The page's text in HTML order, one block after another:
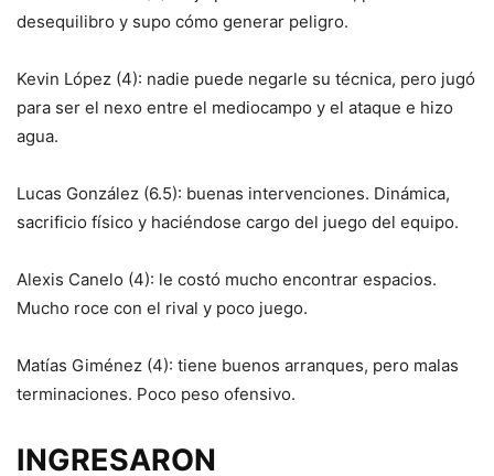
desequilibro y supo cómo generar peligro.
Kevin López (4): nadie puede negarle su técnica, pero jugó
para ser el nexo entre el mediocampo y el ataque e hizo
agua.
Lucas González (6.5): buenas intervenciones. Dinámica,
sacrificio físico y haciéndose cargo del juego del equipo.
Alexis Canelo (4): le costó mucho encontrar espacios.
Mucho roce con el rival y poco juego.
Matías Giménez (4): tiene buenos arranques, pero malas
terminaciones. Poco peso ofensivo.
INGRESARON